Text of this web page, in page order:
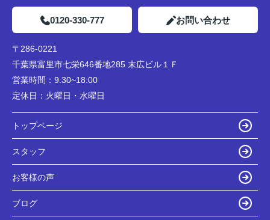
0120-330-777 お問い合わせ
〒286-0221
千葉県富里市七栄646番地285 末広ビル１Ｆ
営業時間： 9:30~18:00
定休日： 火曜日・水曜日
トップページ
スタッフ
お客様の声
ブログ